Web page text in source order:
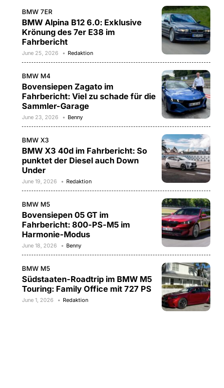
BMW 7ER
BMW Alpina B12 6.0: Exklusive
Krönung des 7er E38 im
Fahrbericht
June 25, 2026 Redaktion
BMW M4
Bovensiepen Zagato im
Fahrbericht: Viel zu schade für die
Sammler-Garage
June 23, 2026 Benny
BMW X3
BMW X3 40d im Fahrbericht: So
punktet der Diesel auch Down
Under
June 19, 2026 Redaktion
BMW M5
Bovensiepen 05 GT im
Fahrbericht: 800-PS-M5 im
Harmonie-Modus
June 18, 2026 Benny
BMW M5
Südstaaten-Roadtrip im BMW M5
Touring: Family Office mit 727 PS
June 1, 2026 Redaktion